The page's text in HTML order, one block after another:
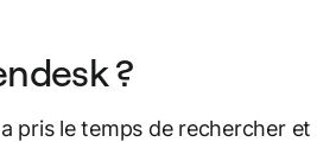
?
pris le temps de rechercher et